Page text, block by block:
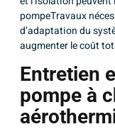
pompeTravaux
d’adaptation du
augmenter le coût
Entretien
pompe à